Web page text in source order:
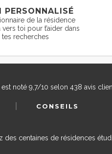
PERSONNALISÉ
de la résidence
vers toi pour t’aider dans
tes recherches
noté 9,7/10 selon 438 avis
CONSEILS
centaines de résidences